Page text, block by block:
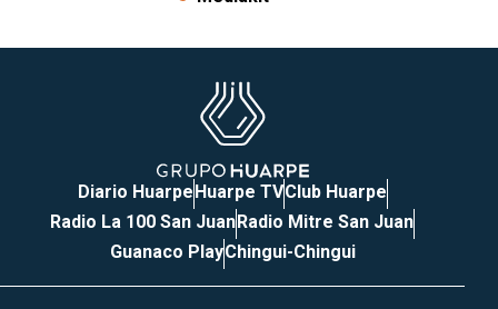
Diario HuarpeHuarpe TVClub Huarpe
Radio La 100 San JuanRadio Mitre San Juan
Guanaco PlayChingui-Chingui